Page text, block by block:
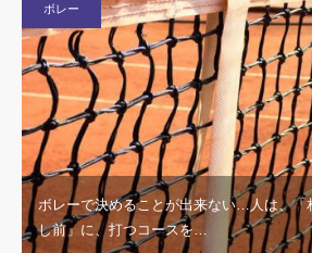
ボレー
ボレーで決めることが出来ない…人は、「
し前」に、打つコースを…